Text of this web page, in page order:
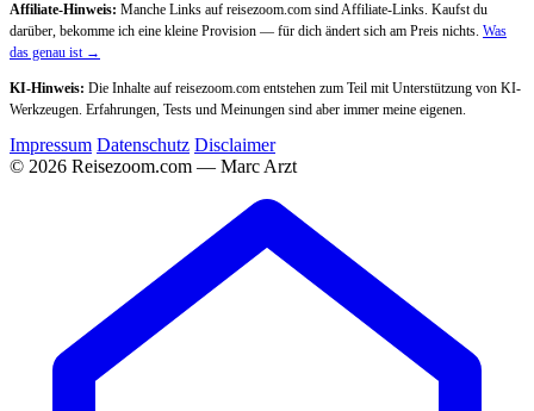
Affiliate-Hinweis: Manche Links auf reisezoom.com sind Affiliate-Links. Kaufst du
darüber, bekomme ich eine kleine Provision — für dich ändert sich am Preis nichts. Was
das genau ist →
KI-Hinweis: Die Inhalte auf reisezoom.com entstehen zum Teil mit Unterstützung von KI-
Werkzeugen. Erfahrungen, Tests und Meinungen sind aber immer meine eigenen.
Impressum Datenschutz Disclaimer
© 2026 Reisezoom.com — Marc Arzt